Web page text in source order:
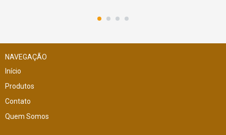
NAVEGAÇÃO
Início
Produtos
Contato
Quem Somos